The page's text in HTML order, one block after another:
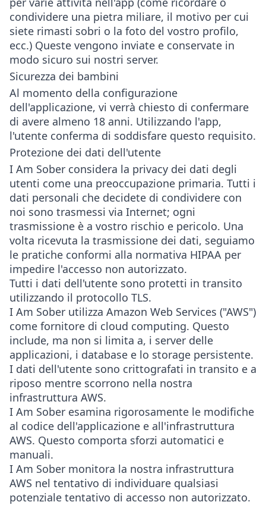
condividere una pietra miliare, il motivo per cui
siete rimasti sobri o la foto del vostro profilo,
ecc.) Queste vengono inviate e conservate in
modo sicuro sui nostri server.
Sicurezza dei bambini
Al momento della configurazione
dell'applicazione, vi verrà chiesto di confermare
di avere almeno 18 anni. Utilizzando l'app,
l'utente conferma di soddisfare questo requisito.
Protezione dei dati dell'utente
I Am Sober considera la privacy dei dati degli
utenti come una preoccupazione primaria. Tutti i
dati personali che decidete di condividere con
noi sono trasmessi via Internet; ogni
trasmissione è a vostro rischio e pericolo. Una
volta ricevuta la trasmissione dei dati, seguiamo
le pratiche conformi alla normativa HIPAA per
impedire l'accesso non autorizzato.
Tutti i dati dell'utente sono protetti in transito
utilizzando il protocollo TLS.
I Am Sober utilizza Amazon Web Services ("AWS")
come fornitore di cloud computing. Questo
include, ma non si limita a, i server delle
applicazioni, i database e lo storage persistente.
I dati dell'utente sono crittografati in transito e a
riposo mentre scorrono nella nostra
infrastruttura AWS.
I Am Sober esamina rigorosamente le modifiche
al codice dell'applicazione e all'infrastruttura
AWS. Questo comporta sforzi automatici e
manuali.
I Am Sober monitora la nostra infrastruttura
AWS nel tentativo di individuare qualsiasi
potenziale tentativo di accesso non autorizzato.